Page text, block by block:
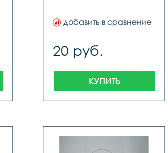
добавить в сравнение
20 руб.
КУПИТЬ